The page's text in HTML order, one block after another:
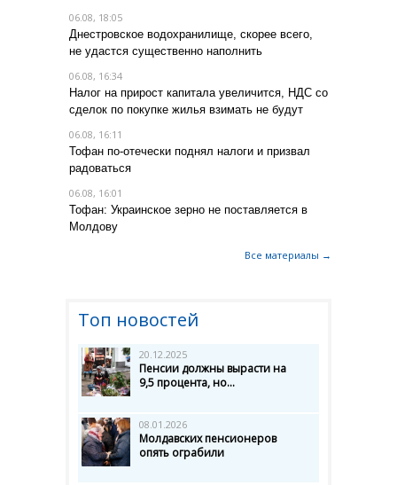
06.08, 18:05
Днестровское водохранилище, скорее всего,
не удастся существенно наполнить
06.08, 16:34
Налог на прирост капитала увеличится, НДС со
сделок по покупке жилья взимать не будут
06.08, 16:11
Тофан по-отечески поднял налоги и призвал
радоваться
06.08, 16:01
Тофан: Украинское зерно не поставляется в
Молдову
Все материалы →
Топ новостей
20.12.2025
Пенсии должны вырасти на
9,5 процента, но...
08.01.2026
Молдавских пенсионеров
опять ограбили